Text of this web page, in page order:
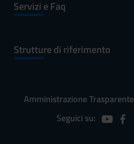
Servizi e Faq
Strutture di riferimento
Amministrazione Trasparente
Seguici su: